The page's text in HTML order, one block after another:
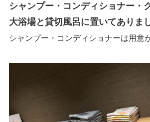
シャンプー・コンディショナー・
大浴場と貸切風呂に置いてありま
シャンプー・コンディショナーは用意